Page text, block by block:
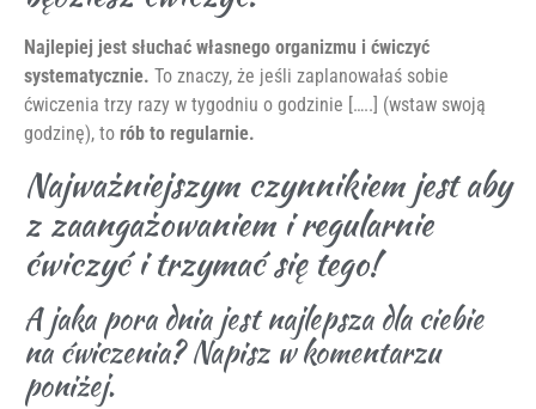
Najlepiej jest słuchać własnego organizmu i ćwiczyć
systematycznie. To znaczy, że jeśli zaplanowałaś sobie
ćwiczenia trzy razy w tygodniu o godzinie […..] (wstaw swoją
godzinę), to rób to regularnie.
Najważniejszym czynnikiem jest aby
z zaangażowaniem i regularnie
ćwiczyć i trzymać się tego!
A jaka pora dnia jest najlepsza dla ciebie
na ćwiczenia? Napisz w komentarzu
poniżej.